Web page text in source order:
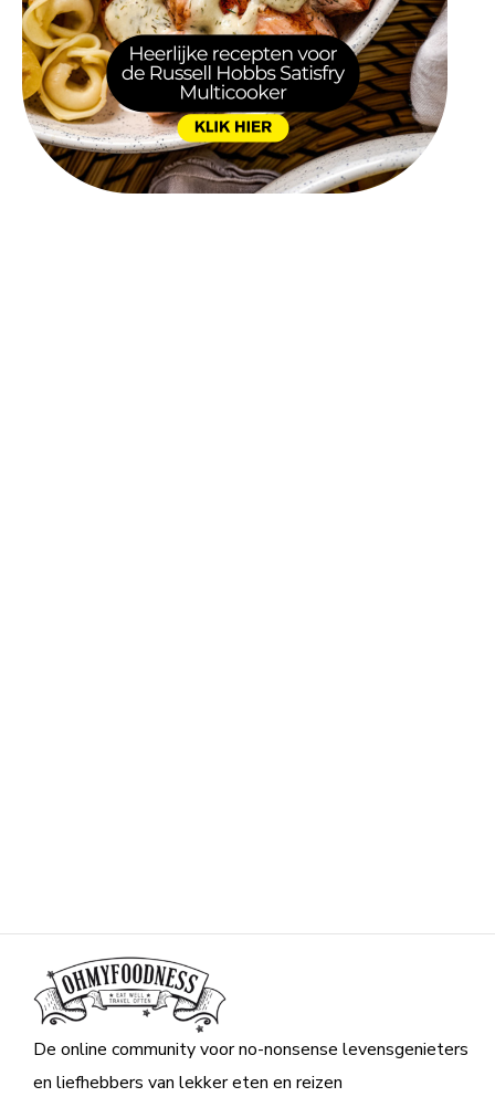
De online community voor no-nonsense levensgenieters
en liefhebbers van lekker eten en reizen